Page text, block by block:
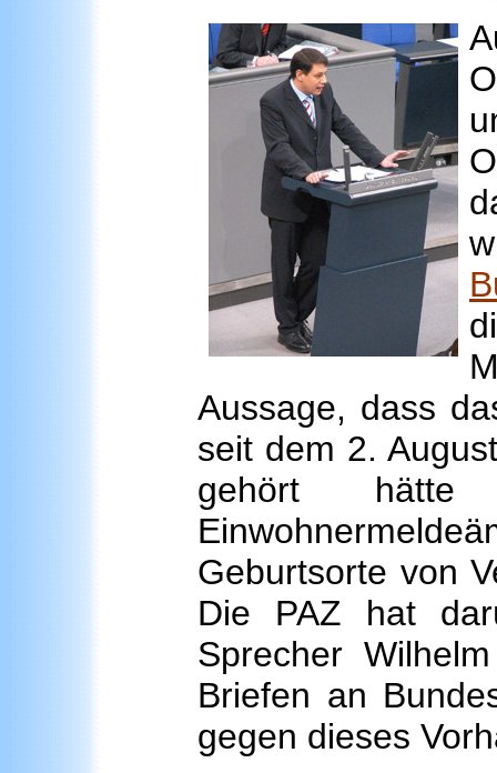
Aussage, dass
seit dem 2.
gehört
Geburtsorte von
Die PAZ hat
Sprecher
Briefen an
gegen dieses